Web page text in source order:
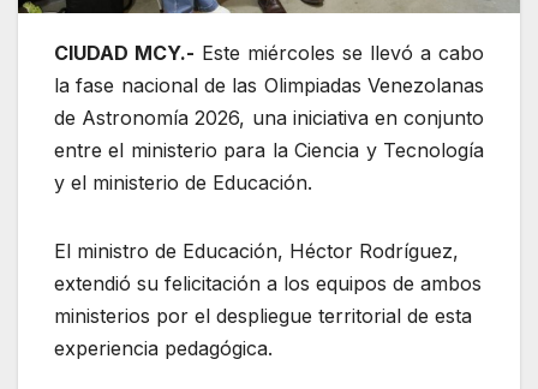
CIUDAD MCY.- Este miércoles se llevó a cabo
la fase nacional de las Olimpiadas Venezolanas
de Astronomía 2026, una iniciativa en conjunto
entre el ministerio para la Ciencia y Tecnología
y el ministerio de Educación.
El ministro de Educación, Héctor Rodríguez,
extendió su felicitación a los equipos de ambos
ministerios por el despliegue territorial de esta
experiencia pedagógica.